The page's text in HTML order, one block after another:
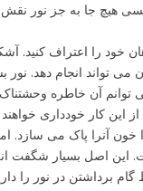
هیچ جا به جز نور
خود را اعتراف کنید.
تواند انجام دهد. نور
توانم آن خاطره
از این کار خودداری
آنرا پاک می سازد. اما
این اصل بسیار شگفت
برداشتن در نور را